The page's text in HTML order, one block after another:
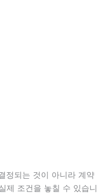
정되는 것이 아니라 계약
제 조건을 놓칠 수 있습니